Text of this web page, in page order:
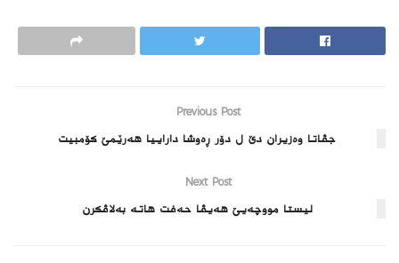
Previous Post
جڤاتا وه‌زیران دێ ل دۆر ڕه‌وشا داراییا هه‌رێمێ كۆمبیت
Next Post
لیستا مووچه‌یێ هه‌یڤا حه‌فت هاته‌ به‌لاڤكرن